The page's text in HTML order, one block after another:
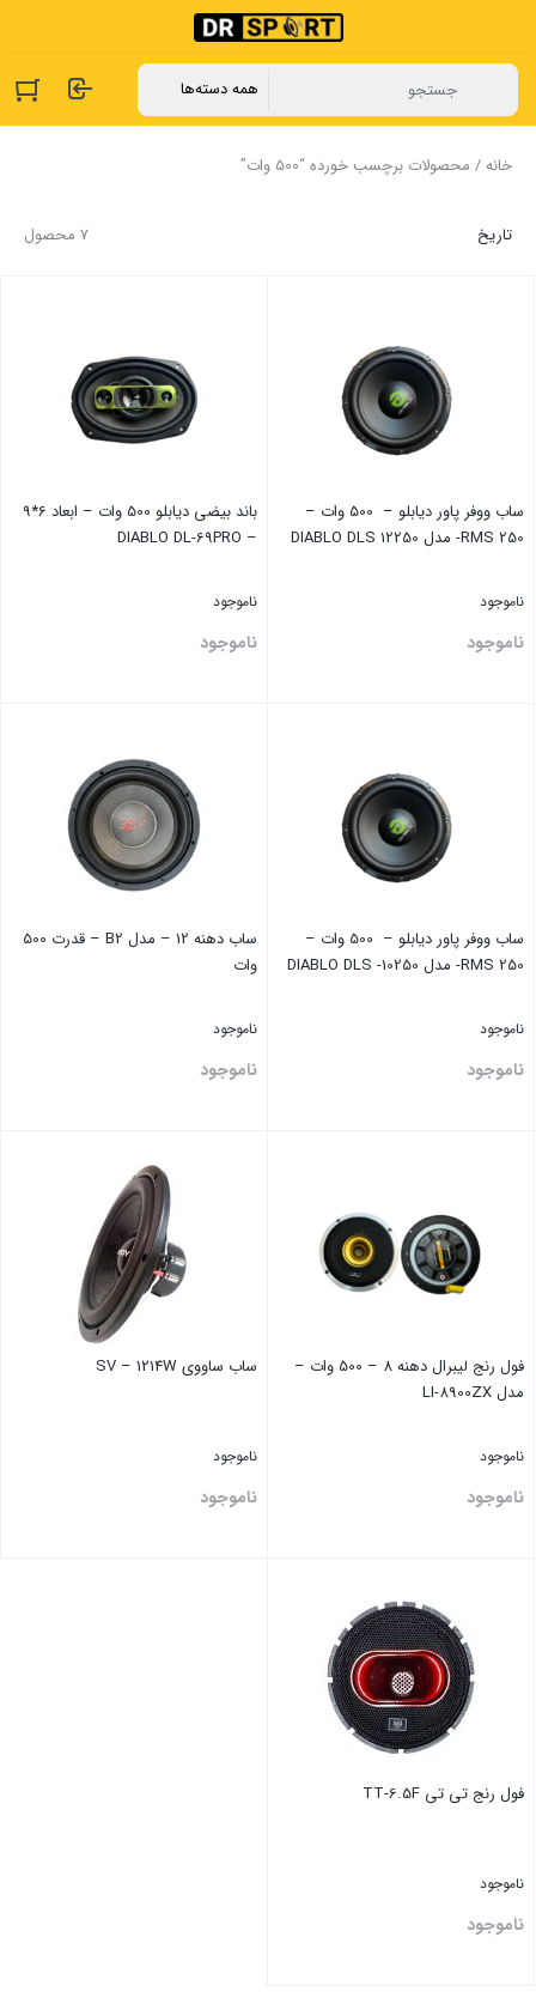
خانه/ محصولات برچسب خورده “500 وات”
7 محصول تاریخ
ساب ووفر پاور دیابلو – 500 وات –
RMS 250- مدل DIABLO DLS 12250
ناموجود
ناموجود
باند بیضی دیابلو 500 وات – ابعاد 6*9
– DIABLO DL-69PRO
ناموجود
ناموجود
ساب ووفر پاور دیابلو – 500 وات –
RMS 250- مدل DIABLO DLS -10250
ناموجود
ناموجود
ساب دهنه 12 – مدل B2 – قدرت 500
وات
ناموجود
ناموجود
فول رنج ‏لیبرال دهنه 8 – 500 وات –
مدل LI-8900ZX
ناموجود
ناموجود
ساب ساووی SV – 1214W
ناموجود
ناموجود
فول رنج تی تی TT-6.5F
ناموجود
ناموجود